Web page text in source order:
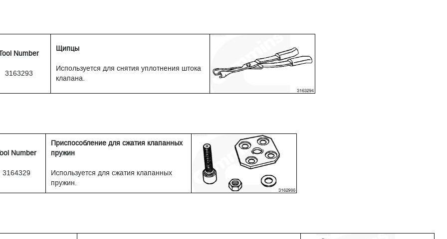
Number
3163293
Щипцы
Используется для снятия уплотнения штока
клапана.
Number
3164329
Приспособление для сжатия клапанных
пружин
Используется для сжатия клапанных
пружин.